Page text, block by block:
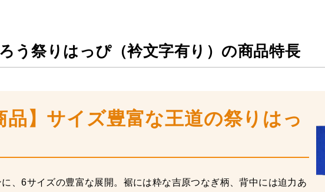
う祭りはっぴ（衿文字有り）の商品特長
品】サイズ豊富な王道の祭りはっ
、6サイズの豊富な展開。裾には粋な吉原つなぎ柄、背中には迫力あ